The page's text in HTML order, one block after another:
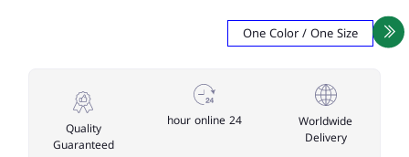
One Color / One Size
Worldwide
Delivery
24 hour online
Quality
Guaranteed